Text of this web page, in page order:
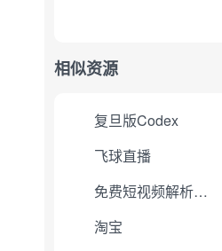
相似资源
复旦版Codex
飞球直播
免费短视频解析下载
淘宝